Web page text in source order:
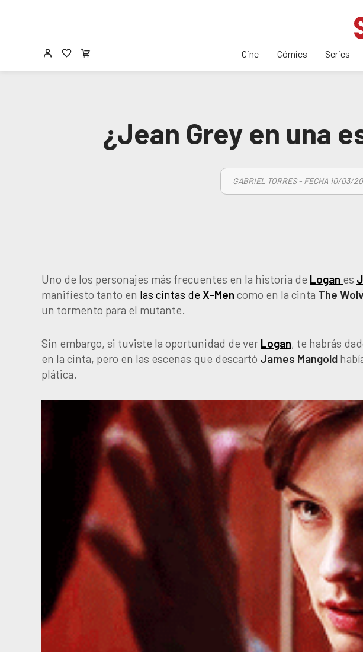
Cine Cómics Series
¿Jean Grey en una
GABRIEL TORRES - FECHA 10/03/
Uno de los personajes más frecuentes en la historia de Logan es
manifiesto tanto en las cintas de X-Men como en la cinta The
un tormento para el mutante.
Sin embargo, si tuviste la oportunidad de ver Logan, te habrás
en la cinta, pero en las escenas que descartó James Mangold
plática.